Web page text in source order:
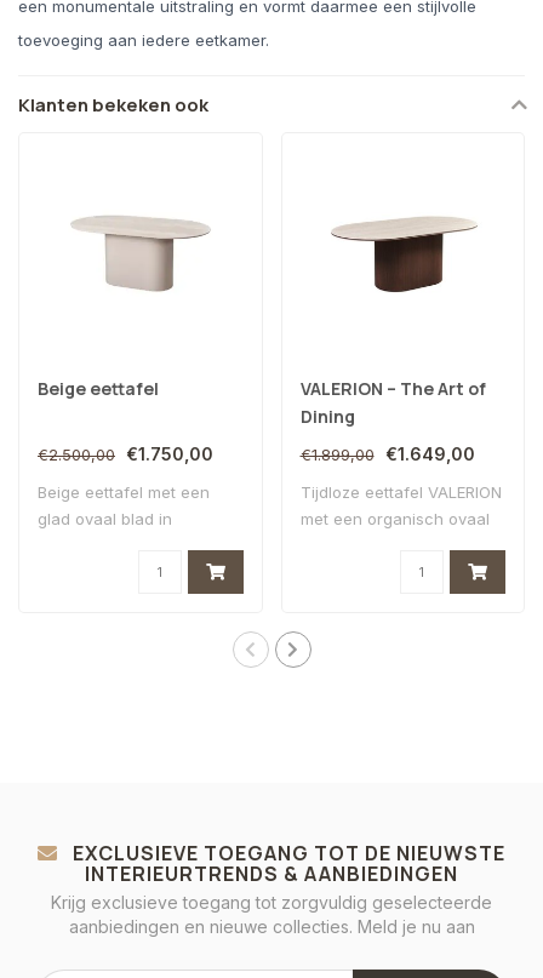
een monumentale uitstraling en vormt daarmee een stijlvolle
toevoeging aan iedere eetkamer.
Klanten bekeken ook
Beige eettafel
€2.500,00 €1.750,00
Beige eettafel met een
glad ovaal blad in
hoogwaardig kerami..
VALERION – The Art of
Dining
€1.899,00 €1.649,00
Tijdloze eettafel VALERION
met een organisch ovaal
EXCLUSIEVE TOEGANG TOT DE NIEUWSTE
INTERIEURTRENDS & AANBIEDINGEN
Krijg exclusieve toegang tot zorgvuldig geselecteerde
aanbiedingen en nieuwe collecties. Meld je nu aan